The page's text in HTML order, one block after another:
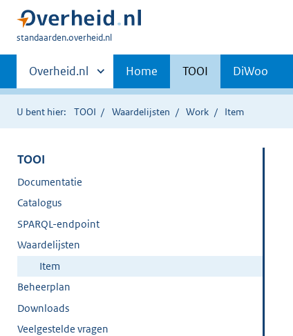
U
hier:
standaarden.overheid.nl
Primaire
navigatie
Andere
sites
binnen
Overheid.nl Home TOOI DiWoo
U bent hier: TOOI Waardelijsten Work Item
TOOI
Documentatie
Catalogus
SPARQL-endpoint
Waardelijsten
Item
Beheerplan
Downloads
Veelgestelde vragen